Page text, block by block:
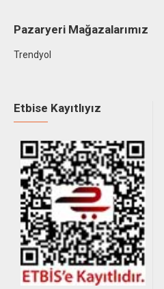
Pazaryeri Mağazalarımız
Trendyol
Etbise Kayıtlıyız